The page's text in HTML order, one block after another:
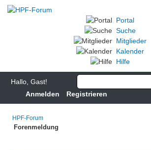
Portal
Suche
Mitglieder
Kalender
Hilfe
Hallo, Gast!
Anmelden
Registrieren
HPF-Forum
Forenmeldung